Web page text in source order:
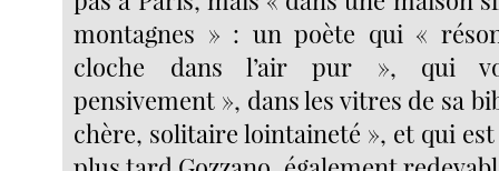
montagnes » : un poète qui «
cloche dans l’air pur », qui
pensivement », dans les vitres de sa
chère, solitaire lointaineté », et qui